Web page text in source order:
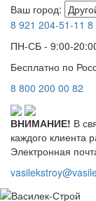
Ваш город:
8 921 204-51-11 8
ПН-СБ - 9:00-
Бесплатно по
8 800 200 00 82
ВНИМАНИЕ! В
каждого клиента
Электронная